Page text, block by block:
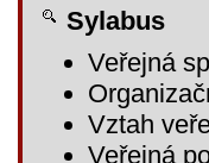
Sylabus
Veřejná
Vztah
Veřejná